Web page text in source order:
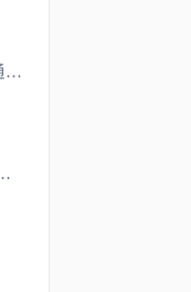
第二十四阶段：项目六 亚秒级智慧交通实时监控平台
据仓库分析引擎(扩展)